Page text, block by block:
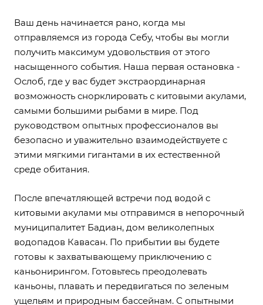
Ваш день начинается рано, когда мы
отправляемся из города Себу, чтобы вы могли
получить максимум удовольствия от этого
насыщенного события. Наша первая остановка -
Ослоб, где у вас будет экстраординарная
возможность снорклировать с китовыми акулами,
самыми большими рыбами в мире. Под
руководством опытных профессионалов вы
безопасно и уважительно взаимодействуете с
этими мягкими гигантами в их естественной
среде обитания.
После впечатляющей встречи под водой с
китовыми акулами мы отправимся в непорочный
муниципалитет Бадиан, дом великолепных
водопадов Кавасан. По прибытии вы будете
готовы к захватывающему приключению с
каньонирингом. Готовьтесь преодолевать
каньоны, плавать и передвигаться по зеленым
ущельям и природным бассейнам. С опытными